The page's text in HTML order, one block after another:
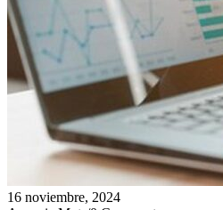
16 noviembre, 2024